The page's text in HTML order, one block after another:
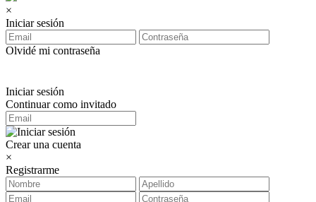
×
Iniciar sesión
Olvidé mi contraseña
Iniciar sesión
Continuar como invitado
Crear una cuenta
×
Registrarme